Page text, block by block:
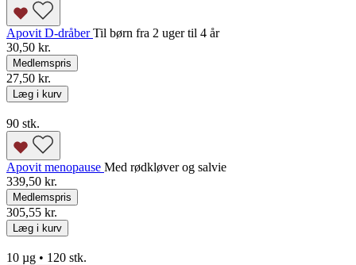
Apovit D-dråberTil børn fra 2 uger til 4 år
30,50 kr.
Medlemspris
27,50 kr.
Læg i kurv
90 stk.
Apovit menopause Med rødkløver og salvie
339,50 kr.
Medlemspris
305,55 kr.
Læg i kurv
10 µg • 120 stk.